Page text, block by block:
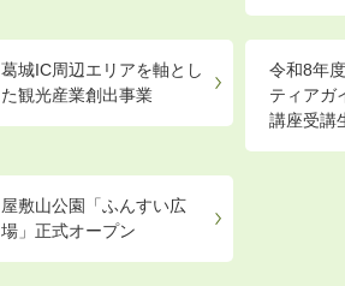
葛城IC周辺エリアを軸とし
た観光産業創出事業
令和8年
ティアガ
講座受講
屋敷山公園「ふんすい広
場」正式オープン